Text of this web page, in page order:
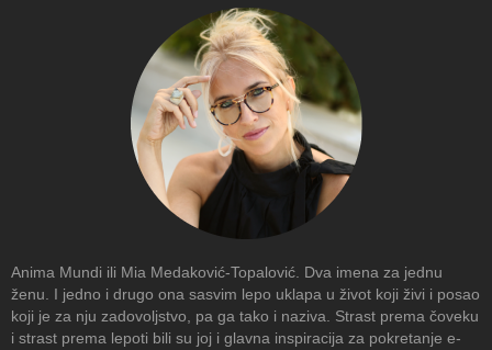
Anima Mundi ili Mia Medaković-Topalović. Dva imena za jednu
ženu. I jedno i drugo ona sasvim lepo uklapa u život koji živi i posao
koji je za nju zadovoljstvo, pa ga tako i naziva. Strast prema čoveku
i strast prema lepoti bili su joj i glavna inspiracija za pokretanje e-